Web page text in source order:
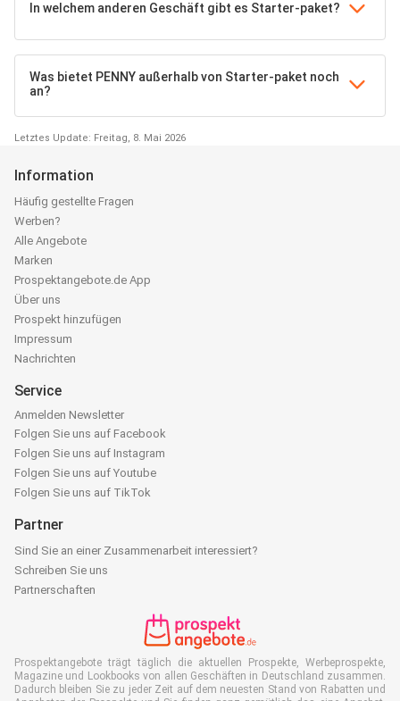
In welchem anderen Geschäft gibt es Starter-paket?
Was bietet PENNY außerhalb von Starter-paket noch
an?
Letztes Update: Freitag, 8. Mai 2026
Information
Häufig gestellte Fragen
Werben?
Alle Angebote
Marken
Prospektangebote.de App
Über uns
Prospekt hinzufügen
Impressum
Nachrichten
Service
Anmelden Newsletter
Folgen Sie uns auf Facebook
Folgen Sie uns auf Instagram
Folgen Sie uns auf Youtube
Folgen Sie uns auf TikTok
Partner
Sind Sie an einer Zusammenarbeit interessiert?
Schreiben Sie uns
Partnerschaften
Prospektangebote trägt täglich die aktuellen Prospekte, Werbeprospekte,
Magazine und Lookbooks von allen Geschäften in Deutschland zusammen.
Dadurch bleiben Sie zu jeder Zeit auf dem neuesten Stand von Rabatten und